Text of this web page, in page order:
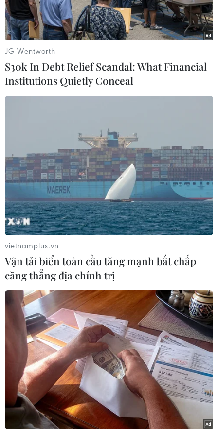
Giao dịch vàng tại Doji. (Nguồn: Doji)
Mở cửa phiên đầu tuần sáng nay (17/12), hai
thương hiệu vàng SJC và vàng Rồng Thăng Long
đều giảm nhẹ từ 10.000-30.000 đồng, tỷ giá
trung tâm vẫn tiếp tục tăng.
[Thương hiệu vàng SJC giảm 130.000 đồng
sau một tuần giao dịch]
Tại thời điểm 9 giờ 00 phút, Công ty vàng bạc đá
quý Sài Gòn niêm yết giá mua và bán vàng SJC
tại thị trường Thành phố Hồ Chí Minh từ 36,25-
36,43 triệu đồng/lượng, giảm 10.000 đồng/lượng
so với chốt phiên trước.
Cùng thời điểm trên, Công ty Doji Hà Nội và
Công ty Phú Quý niêm yết vàng SCJ từ 36,30-
36,40 triệu đồng/lượng (mua vào/bán ra), giảm
20.000 đồng so với chốt phiên trước.
Trong tuần qua, thương hiệu này đã có 4 phiên
giảm và tăng 1 phiên, với mức điều chỉnh
JG Wentworth
$30k In Debt Relief Scandal: What Financial
Institutions Quietly Conceal
vietnamplus.vn
Vận tải biển toàn cầu tăng mạnh bất chấp
căng thẳng địa chính trị